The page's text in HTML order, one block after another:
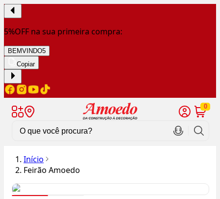
5%OFF na sua primeira compra:
BEMVINDO5
Copiar
0
Início
Feirão Amoedo